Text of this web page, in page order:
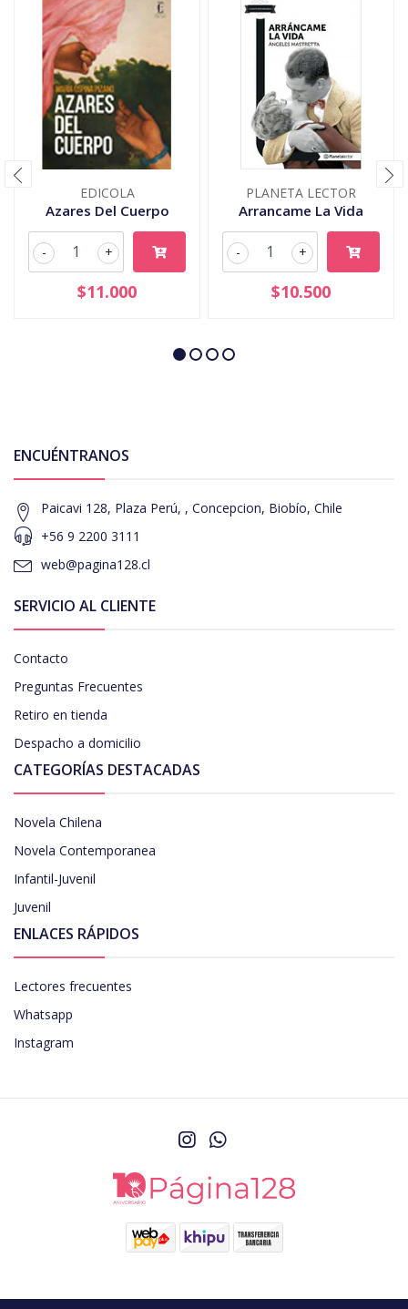
EDICOLA
Azares Del Cuerpo
+
-
$11.000
PLANETA LECTOR
Arrancame La Vida
+
-
$10.500
ENCUÉNTRANOS
Paicavi 128, Plaza Perú, , Concepcion, Biobío, Chile
+56 9 2200 3111
web@pagina128.cl
SERVICIO AL CLIENTE
Contacto
Preguntas Frecuentes
Retiro en tienda
Despacho a domicilio
CATEGORÍAS DESTACADAS
Novela Chilena
Novela Contemporanea
Infantil-Juvenil
Juvenil
ENLACES RÁPIDOS
Lectores frecuentes
Whatsapp
Instagram